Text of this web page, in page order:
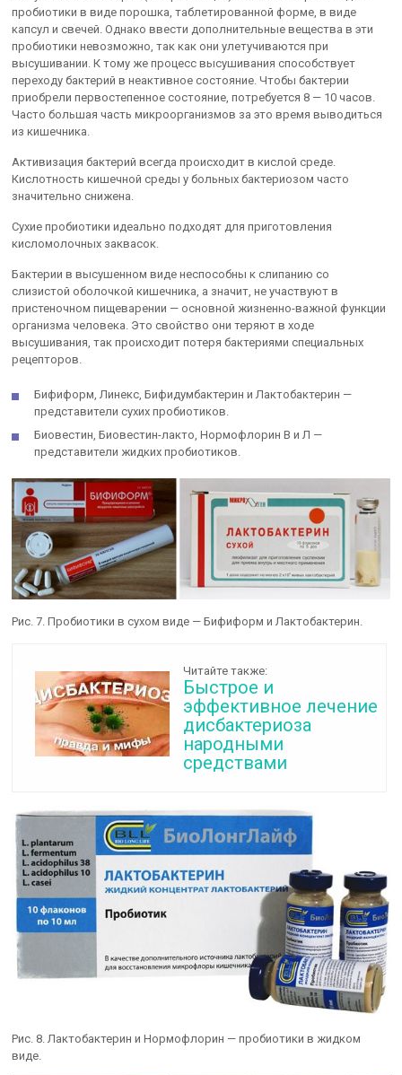
пробиотики в виде порошка, таблетированной форме, в виде
капсул и свечей. Однако ввести дополнительные вещества в эти
пробиотики невозможно, так как они улетучиваются при
высушивании. К тому же процесс высушивания способствует
переходу бактерий в неактивное состояние. Чтобы бактерии
приобрели первостепенное состояние, потребуется 8 — 10 часов.
Часто большая часть микроорганизмов за это время выводиться
из кишечника.
Активизация бактерий всегда происходит в кислой среде.
Кислотность кишечной среды у больных бактериозом часто
значительно снижена.
Сухие пробиотики идеально подходят для приготовления
кисломолочных заквасок.
Бактерии в высушенном виде неспособны к слипанию со
слизистой оболочкой кишечника, а значит, не участвуют в
пристеночном пищеварении — основной жизненно-важной функции
организма человека. Это свойство они теряют в ходе
высушивания, так происходит потеря бактериями специальных
рецепторов.
Бифиформ, Линекс, Бифидумбактерин и Лактобактерин —
представители сухих пробиотиков.
Биовестин, Биовестин-лакто, Нормофлорин В и Л —
представители жидких пробиотиков.
Рис. 7. Пробиотики в сухом виде — Бифиформ и Лактобактерин.
Читайте также:
Быстрое и
эффективное лечение
дисбактериоза
народными
средствами
Рис. 8. Лактобактерин и Нормофлорин — пробиотики в жидком
виде.